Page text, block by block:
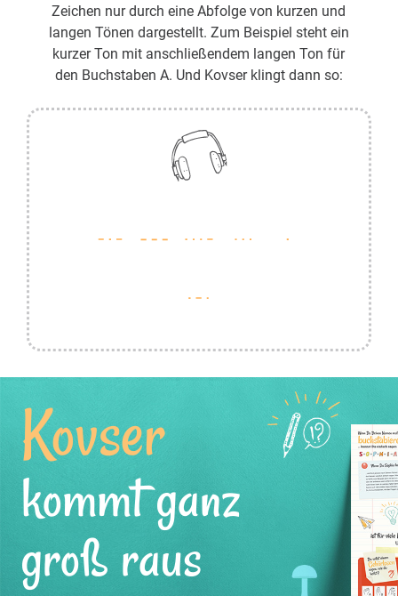
Zeichen nur durch eine Abfolge von kurzen und
langen Tönen dargestellt. Zum Beispiel steht ein
kurzer Ton mit anschließendem langen Ton für
den Buchstaben A. Und Kovser klingt dann so:
Kovser
kommt ganz
groß raus